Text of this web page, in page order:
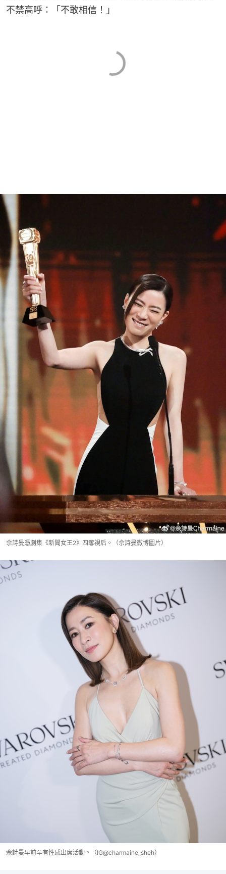
不禁高呼：「不敢相信！」
佘詩曼憑劇集《新聞女王2》四奪視后。（佘詩曼微博圖片）
佘詩曼早前罕有性感出席活動。（IG@charmaine_sheh）